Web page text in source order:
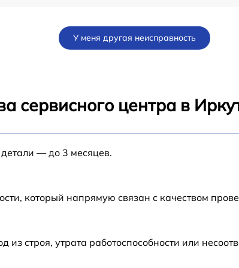
У меня другая неисправность
сервисного центра в
— до 3 месяцев.
который напрямую связан с качеством
строя, утрата работоспособности или